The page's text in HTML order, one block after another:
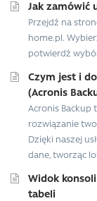
Jak zamówić
Przejdź na
home.pl.
potwierdź
Czym jest i
(Acronis
Acronis Backup
rozwiązanie
Dzięki naszej
dane, tworząc
Widok
tabeli